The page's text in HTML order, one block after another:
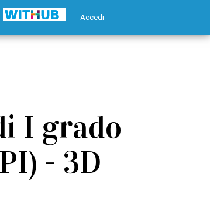
Accedi
I grado
- 3D